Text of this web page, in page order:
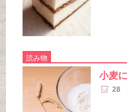
読み物
小麦
28